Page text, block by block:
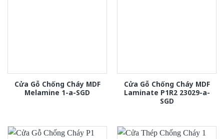
Cửa Gỗ Chống Cháy MDF
Melamine 1-a-SGD
Cửa Gỗ Chống Cháy MDF
Laminate P1R2 23029-a-
SGD